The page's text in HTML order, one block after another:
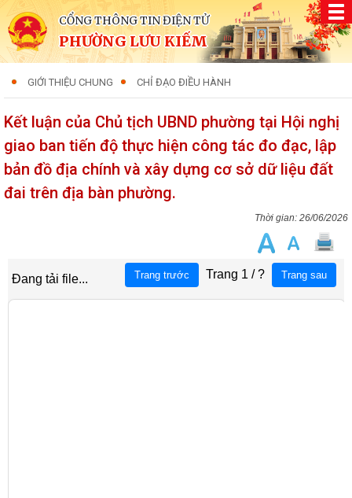
CỔNG THÔNG TIN ĐIỆN TỬ
PHƯỜNG LƯU KIẾM
GIỚI THIỆU CHUNG CHỈ ĐẠO ĐIỀU HÀNH
Kết luận của Chủ tịch UBND phường tại Hội nghị
giao ban tiến độ thực hiện công tác đo đạc, lập
bản đồ địa chính và xây dựng cơ sở dữ liệu đất
đai trên địa bàn phường.
26/06/2026